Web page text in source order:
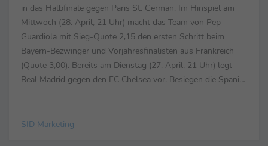
in das Halbfinale gegen Paris St. German. Im Hinspiel am
Mittwoch (28. April, 21 Uhr) macht das Team von Pep
Guardiola mit Sieg-Quote 2,15 den ersten Schritt beim
Bayern-Bezwinger und Vorjahresfinalisten aus Frankreich
(Quote 3,00). Bereits am Dienstag (27. April, 21 Uhr) legt
Real Madrid gegen den FC Chelsea vor. Besiegen die Spanier
SID Marketing